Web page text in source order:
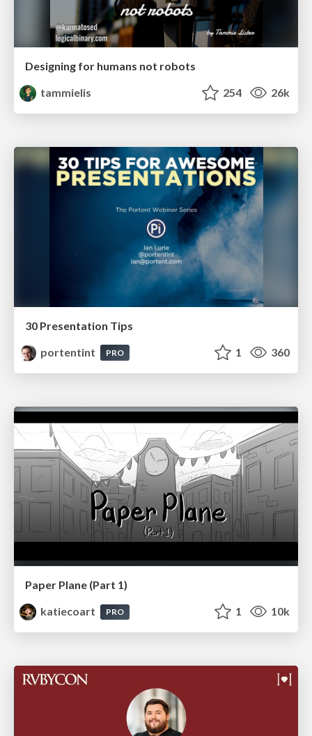
Designing for humans not robots
tammielis
254 26k
30 Presentation Tips
portentint
PRO 1 360
Paper Plane (Part 1)
katiecoart
PRO 1 10k